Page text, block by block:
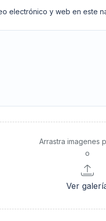
electrónico y web en este
Arrastra imagenes
o
Ver